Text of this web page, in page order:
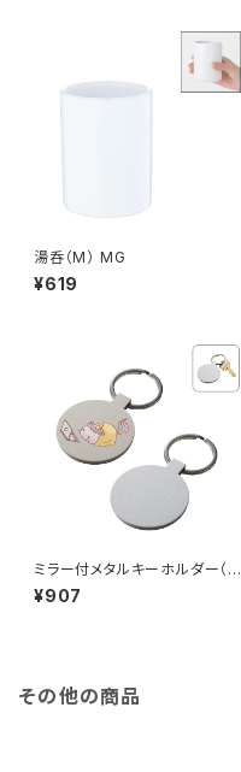
湯呑（M） MG
¥619
ミラー付メタルキーホルダー（ラ
ウンド） マットシルバー MG
¥907
その他の商品